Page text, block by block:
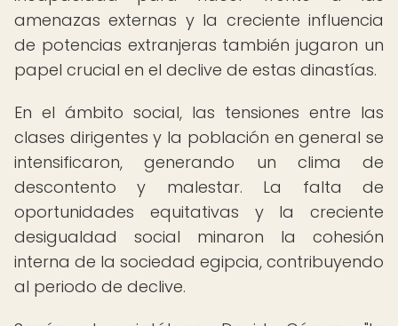
amenazas externas y la creciente influencia
de potencias extranjeras también jugaron un
papel crucial en el declive de estas dinastías.
En el ámbito social, las tensiones entre las
clases dirigentes y la población en general se
intensificaron, generando un clima de
descontento y malestar. La falta de
oportunidades equitativas y la creciente
desigualdad social minaron la cohesión
interna de la sociedad egipcia, contribuyendo
al periodo de declive.